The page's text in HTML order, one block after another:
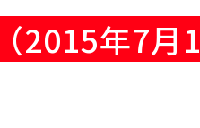
2015年7月